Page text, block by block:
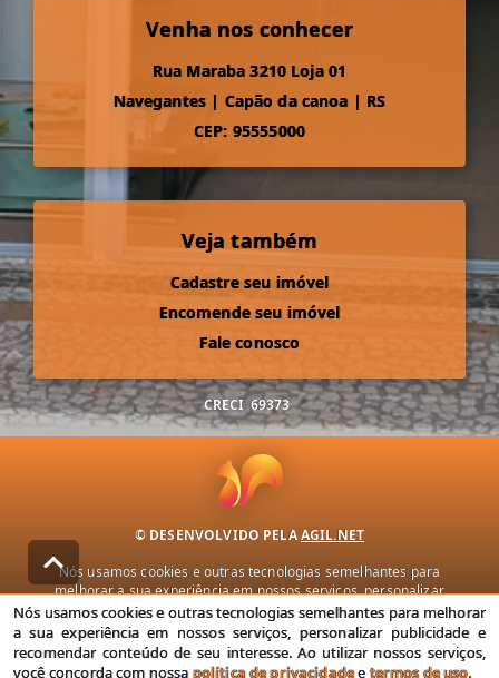
Venha nos conhecer
Rua Maraba 3210 Loja 01
Navegantes | Capão da canoa | RS
CEP: 95555000
Veja também
Cadastre seu imóvel
Encomende seu imóvel
Fale conosco
CRECI 69373
© DESENVOLVIDO PELAAGIL.NET
Nós usamos cookies e outras tecnologias semelhantes para
melhorar a sua experiência em nossos serviços, personalizar
publicidade e recomendar conteúdo de seu interesse. Ao utilizar
nossos serviços, você concorda com nossa política de privacidade e
termos de uso.
Nós usamos cookies e outras tecnologias semelhantes para melhorar
a sua experiência em nossos serviços, personalizar publicidade e
recomendar conteúdo de seu interesse. Ao utilizar nossos serviços,
você concorda com nossa política de privacidadeetermos de uso.